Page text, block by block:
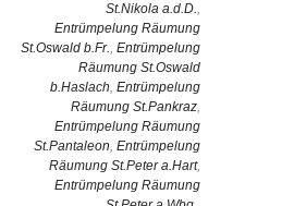
St.Nikola a.d.D.,
Entrümpelung Räumung
St.Oswald b.Fr., Entrümpelung
Räumung St.Oswald
b.Haslach, Entrümpelung
Räumung St.Pankraz,
Entrümpelung Räumung
St.Pantaleon, Entrümpelung
Räumung St.Peter a.Hart,
Entrümpelung Räumung